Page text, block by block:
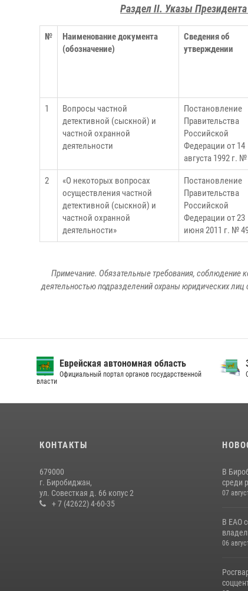
Раздел II. Указы
№
Наименование документа
(обозначение)
Сведения об
утверждении
1
Вопросы частной
детективной (сыскной) и
частной охранной
деятельности
Постановление
Правительства
Российской
Федерации от 14
августа 1992 г.
2
«О некоторых вопросах
осуществления частной
детективной (сыскной) и
частной охранной
деятельности»
Постановление
Правительства
Российской
Федерации от 23
июня 2011 г. №
Примечание. Обязательные требования, соблюдение
деятельностью подразделений охраны юридических
Еврейская автономная область
Официальный портал органов государственной
власти
КОНТАКТЫ
679000
г. Биробиджан,
ул. Совесткая д. 66 копус 2
+ 7 (42622) 4-60-35
В
среди
07
В ЕАО
06